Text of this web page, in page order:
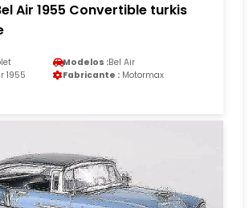
Air 1955 Convertible turkis
Modelos :Bel Air
1955 Fabricante : Motormax